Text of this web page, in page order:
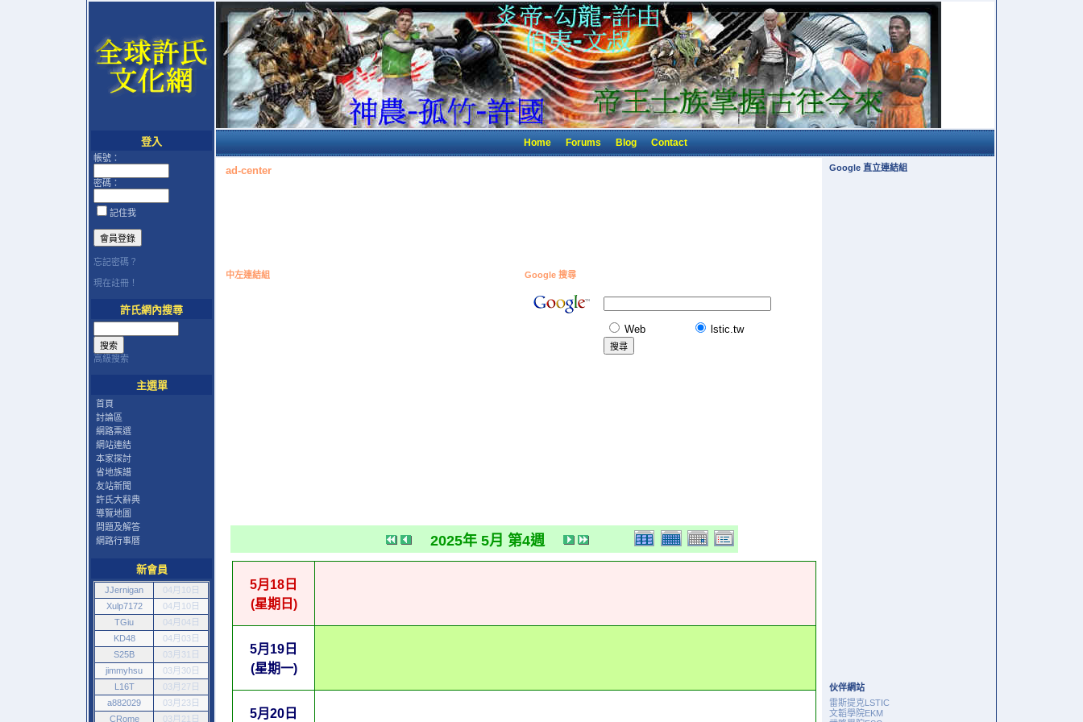
登入
帳號：
密碼：
記住我
忘記密碼？
現在註冊！
許氏網內搜尋
高級搜索
主選單
首頁
討論區
網路票選
網站連結
本家探討
省地族譜
友站新聞
許氏大辭典
導覽地圖
問題及解答
網路行事曆
新會員
JJernigan
04月10日
Xulp7172
04月10日
TGiu
04月04日
KD48
04月03日
S25B
03月31日
jimmyhsu
03月30日
L16T
03月27日
a882029
03月23日
CRome
03月21日
Home Forums Blog Contact
ad-center
中左連結組 Google 搜尋
Web lstic.tw
2025年 5月 第4週
5月18日
(星期日)
5月19日
(星期一)
5月20日
Google 直立連結組
伙伴網站
雷斯提克LSTIC
文韜學院EKM